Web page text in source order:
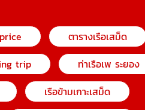
ตารางเรือเสม็ด
trip
ท่าเรือเพ ระยอง
เรือข้ามเกาะเสม็ด